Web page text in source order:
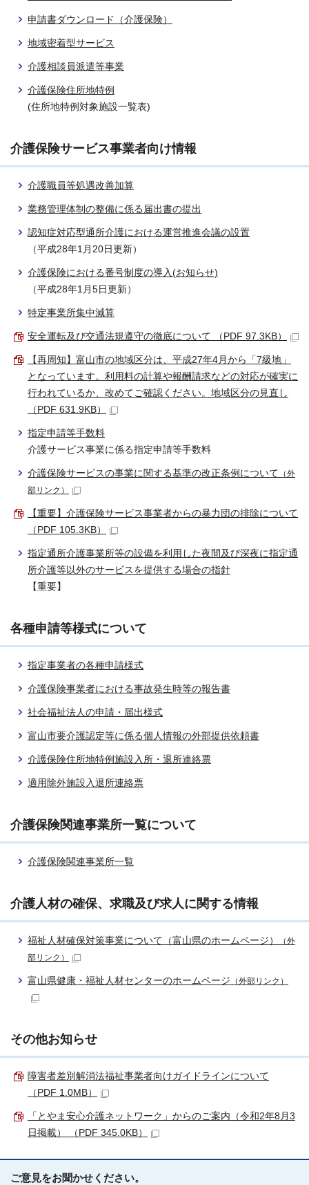
申請書ダウンロード（介護保険）
地域密着型サービス
介護相談員派遣等事業
介護保険住所地特例
(住所地特例対象施設一覧表)
介護保険サービス事業者向け情報
介護職員等処遇改善加算
業務管理体制の整備に係る届出書の提出
認知症対応型通所介護における運営推進会議の設置
（平成28年1月20日更新）
介護保険における番号制度の導入(お知らせ)
（平成28年1月5日更新）
特定事業所集中減算
安全運転及び交通法規遵守の徹底について （PDF 97.3KB）
【再周知】富山市の地域区分は、平成27年4月から「7級地」
となっています。利用料の計算や報酬請求などの対応が確実に
行われているか、改めてご確認ください。地域区分の見直し
（PDF 631.9KB）
指定申請等手数料
介護サービス事業に係る指定申請等手数料
介護保険サービスの事業に関する基準の改正条例について （外
部リンク）
【重要】介護保険サービス事業者からの暴力団の排除について
（PDF 105.3KB）
指定通所介護事業所等の設備を利用した夜間及び深夜に指定通
所介護等以外のサービスを提供する場合の指針
【重要】
各種申請等様式について
指定事業者の各種申請様式
介護保険事業者における事故発生時等の報告書
社会福祉法人の申請・届出様式
富山市要介護認定等に係る個人情報の外部提供依頼書
介護保険住所地特例施設入所・退所連絡票
適用除外施設入退所連絡票
介護保険関連事業所一覧について
介護保険関連事業所一覧
介護人材の確保、求職及び求人に関する情報
福祉人材確保対策事業について（富山県のホームページ）
（外
部リンク）
富山県健康・福祉人材センターのホームページ （外部リンク）
その他お知らせ
障害者差別解消法福祉事業者向けガイドラインについて
（PDF 1.0MB）
「とやま安心介護ネットワーク」からのご案内（令和2年8月3
日掲載） （PDF 345.0KB）
ご意見をお聞かせください。